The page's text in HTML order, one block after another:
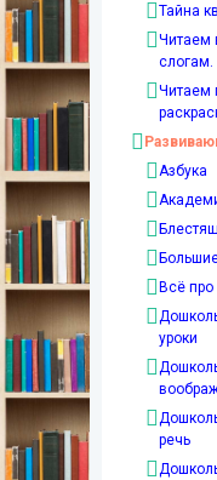
Тайна
Читаем
слогам.
Читаем
Азбука
Всё про
уроки
речь